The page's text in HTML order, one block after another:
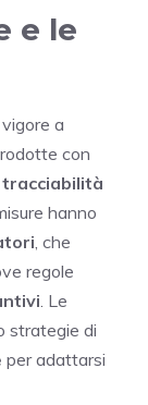
e le
a
con
tracciabilità
hanno
, che
regole
. Le
strategie di
per adattarsi